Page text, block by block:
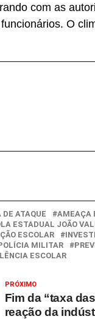
com as
O
ATAQUE
AMEAÇA
ESTADUAL JOÃO
ESCOLAR
MILITAR
ESCOLAR
PRÓXIMO
Fim da “taxa
reação da